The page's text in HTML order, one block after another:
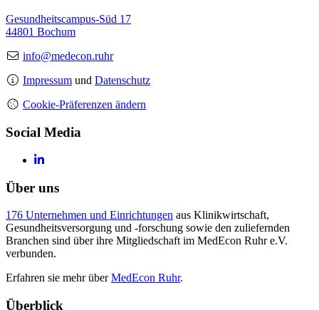
Gesundheitscampus-Süd 17
44801 Bochum
info@medecon.ruhr
Impressum und Datenschutz
Cookie-Präferenzen ändern
Social Media
Über uns
176 Unternehmen und Einrichtungen aus Klinikwirtschaft,
Gesundheitsversorgung und -forschung sowie den zuliefernden
Branchen sind über ihre Mitgliedschaft im MedEcon Ruhr e.V.
verbunden.
Erfahren sie mehr überMedEcon Ruhr.
Überblick